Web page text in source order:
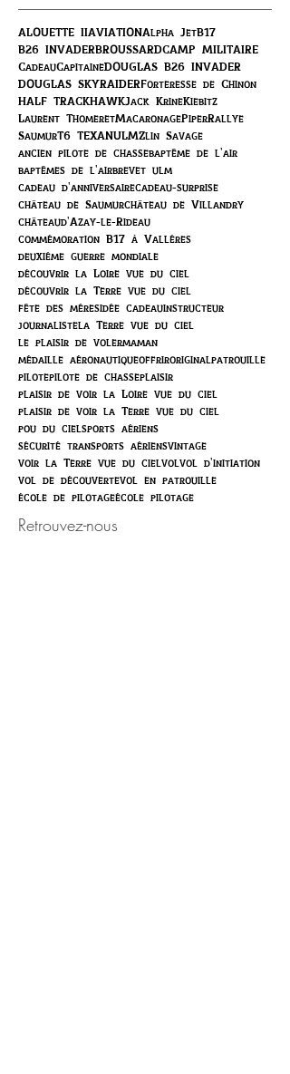
ALOUETTE IIAVIATIONAlpha JetB17
B26 INVADERBROUSSARDCAMP MILITAIRE
CadeauCapitaineDOUGLAS B26 INVADER
DOUGLAS SKYRAIDERForteresse de Chinon
HALF TRACKHAWKJack KrineKiebitz
Laurent ThomeretMacaronagePiperRallye
SaumurT6 TEXANULMZlin Savage
ancien pilote de chassebaptême de l'air
baptêmes de l'airbrevet ulm
cadeau d'anniversairecadeau-surprise
château de Saumurchâteau de Villandry
châteaud'Azay-le-Rideau
commémoration B17 à Vallères
deuxième guerre mondiale
découvrir la Loire vue du ciel
découvrir la Terre vue du ciel
fête des mèresidée cadeauinstructeur
journalistela Terre vue du ciel
le plaisir de volermaman
médaille aéronautiqueoffriroriginalpatrouille
pilotepilote de chasseplaisir
plaisir de voir la Loire vue du ciel
plaisir de voir la Terre vue du ciel
pou du cielsports aériens
sécurité transports aériensvintage
voir la Terre vue du cielvolvol d'initiation
vol de découvertevol en patrouille
école de pilotageécole pilotage
Retrouvez-nous